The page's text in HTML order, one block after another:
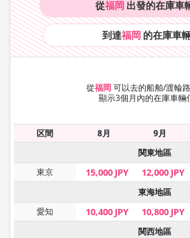
從福岡 出發的在庫車
到達福岡 的在庫車
從福岡 可以去的船舶/渡輪路
顯示3個月內的在庫車輛
区間 8月 9月
関東地區
東京
15,000 JPY 12,000 JPY
東海地區
愛知
10,400 JPY 10,800 JPY
関西地區